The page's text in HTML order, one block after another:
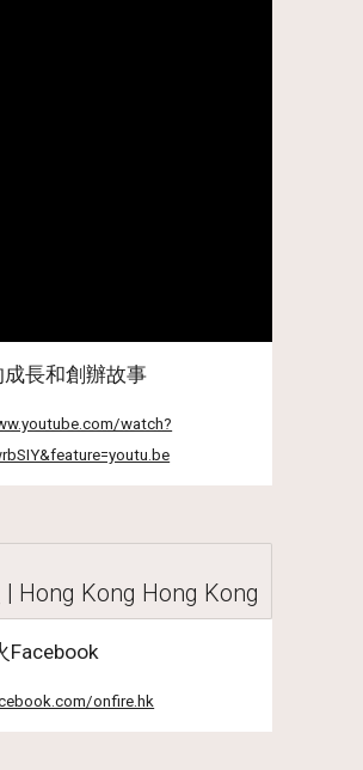
成長和創辦故事
watch?
| Hong Kong Hong Kong
Facebook
onfire.hk